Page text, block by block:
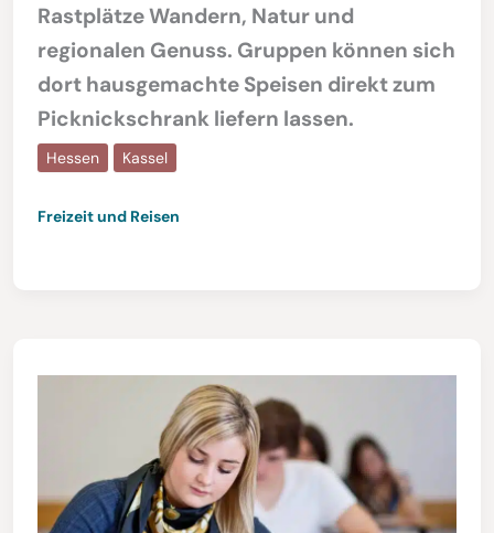
Rastplätze Wandern, Natur und
regionalen Genuss. Gruppen können sich
dort hausgemachte Speisen direkt zum
Picknickschrank liefern lassen.
Hessen Kassel
Freizeit und Reisen